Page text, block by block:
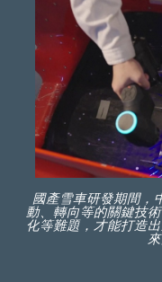
國產雪車研發期間，
動、轉向等的關鍵技
化等難題，才能打造